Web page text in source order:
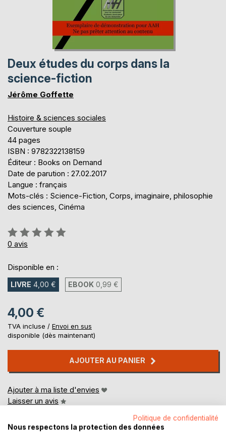
Deux études du corps dans la
science-fiction
Jérôme Goffette
Histoire & sciences sociales
Couverture souple
44 pages
ISBN : 9782322138159
Éditeur : Books on Demand
Date de parution : 27.02.2017
Langue : français
Mots-clés : Science-Fiction, Corps, imaginaire, philosophie
des sciences, Cinéma
Évaluation:
0%
0 avis
Disponible en :
LIVRE 4,00 € EBOOK 0,99 €
4,00 €
TVA incluse / Envoi en sus
disponible (dès maintenant)
AJOUTER AU PANIER
Ajouter à ma liste d'envies
Laisser un avis
Politique de confidentialité
Nous respectons la protection des données